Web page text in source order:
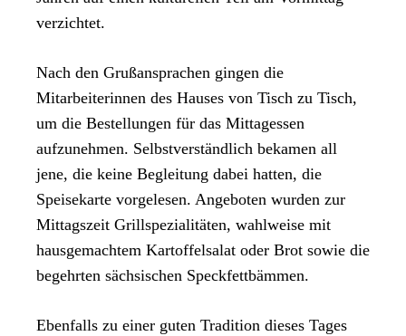
verzichtet.
Nach den Grußansprachen gingen die
Mitarbeiterinnen des Hauses von Tisch zu Tisch,
um die Bestellungen für das Mittagessen
aufzunehmen. Selbstverständlich bekamen all
jene, die keine Begleitung dabei hatten, die
Speisekarte vorgelesen. Angeboten wurden zur
Mittagszeit Grillspezialitäten, wahlweise mit
hausgemachtem Kartoffelsalat oder Brot sowie die
begehrten sächsischen Speckfettbämmen.
Ebenfalls zu einer guten Tradition dieses Tages